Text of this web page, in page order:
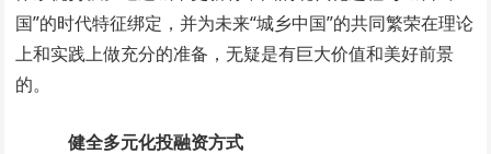
国”的时代特征绑定，并为未来“城乡中国”的共同繁荣在理论
上和实践上做充分的准备，无疑是有巨大价值和美好前景
的。
健全多元化投融资方式